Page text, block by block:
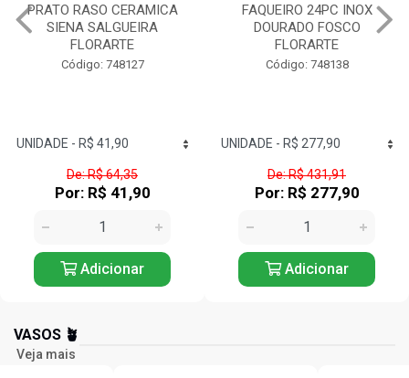
PRATO RASO CERAMICA
SIENA SALGUEIRA
FLORARTE
Código: 748127
De: R$ 64,35
Por: R$ 41,90
Adicionar
FAQUEIRO 24PC INOX
DOURADO FOSCO
FLORARTE
Código: 748138
De: R$ 431,91
Por: R$ 277,90
Adicionar
VASOS 🪴
Veja mais